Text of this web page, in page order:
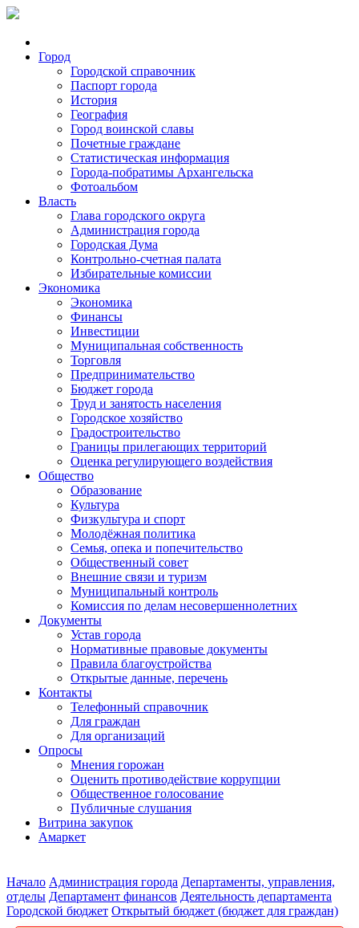
Город
Городской справочник
Паспорт города
История
География
Город воинской славы
Почетные граждане
Статистическая информация
Города-побратимы Архангельска
Фотоальбом
Власть
Глава городского округа
Администрация города
Городская Дума
Контрольно-счетная палата
Избирательные комиссии
Экономика
Экономика
Финансы
Инвестиции
Муниципальная собственность
Торговля
Предпринимательство
Бюджет города
Труд и занятость населения
Городское хозяйство
Градостроительство
Границы прилегающих территорий
Оценка регулирующего воздействия
Общество
Образование
Культура
Физкультура и спорт
Молодёжная политика
Семья, опека и попечительство
Общественный совет
Внешние связи и туризм
Муниципальный контроль
Комиссия по делам несовершеннолетних
Документы
Устав города
Нормативные правовые документы
Правила благоустройства
Открытые данные, перечень
Контакты
Телефонный справочник
Для граждан
Для организаций
Опросы
Мнения горожан
Оценить противодействие коррупции
Общественное голосование
Публичные слушания
Витрина закупок
Амаркет
Начало Администрация города Департаменты, управления,
отделы Департамент финансов Деятельность департамента
Городской бюджет Открытый бюджет (бюджет для граждан)